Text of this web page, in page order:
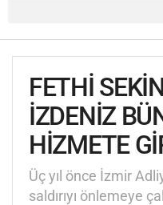
FETHİ
İZDENİZ
HİZMETE
Üç yıl önce İzmir
saldırıyı önlemeye